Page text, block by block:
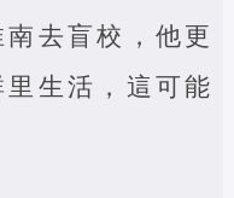
去盲校，他更
生活，這可能